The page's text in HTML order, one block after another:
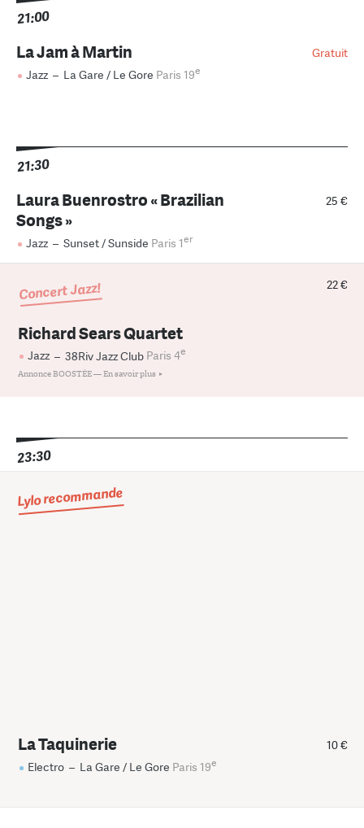
21:00
Gratuit
La Jam à Martin
Jazz – La Gare / Le Gore Paris 19e
21:30
25 €
Laura Buenrostro « Brazilian
Songs »
Jazz – Sunset / Sunside Paris 1er
22 €
Concert Jazz!
Richard Sears Quartet
Jazz – 38Riv Jazz Club Paris 4e
Annonce BOOSTÉE —En savoir plus
23:30
10 €
Lylo recommande
La Taquinerie
Electro – La Gare / Le Gore Paris 19e